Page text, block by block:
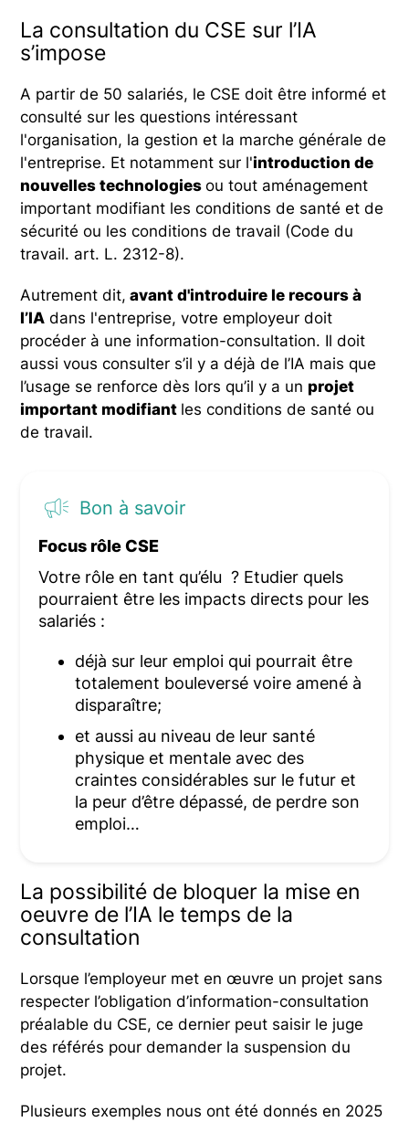
La consultation du CSE sur l’IA
s’impose
A partir de 50 salariés, le CSE doit être informé et
consulté sur les questions intéressant
l'organisation, la gestion et la marche générale de
l'entreprise. Et notamment sur l'introduction de
nouvelles technologiesou tout aménagement
important modifiant les conditions de santé et de
sécurité ou les conditions de travail (Code du
travail. art. L. 2312-8).
Autrement dit, avant d'introduire le recours à
l’IA dans l'entreprise, votre employeur doit
procéder à une information-consultation. Il doit
aussi vous consulter s’il y a déjà de l’IA mais que
l’usage se renforce dès lors qu’il y a un projet
important modifiant les conditions de santé ou
de travail.
Bon à savoir
Focus rôle CSE
Votre rôle en tant qu’élu ? Etudier quels
pourraient être les impacts directs pour les
salariés :
déjà sur leur emploi qui pourrait être
totalement bouleversé voire amené à
disparaître;
et aussi au niveau de leur santé
physique et mentale avec des
craintes considérables sur le futur et
la peur d’être dépassé, de perdre son
emploi…
La possibilité de bloquer la mise en
oeuvre de l’IA le temps de la
consultation
Lorsque l’employeur met en œuvre un projet sans
respecter l’obligation d’information-consultation
préalable du CSE, ce dernier peut saisir le juge
des référés pour demander la suspension du
projet.
Plusieurs exemples nous ont été donnés en 2025